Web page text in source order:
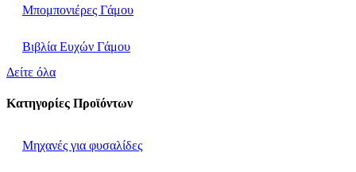
Μπομπονιέρες Γάμου
Βιβλία Ευχών Γάμου
Δείτε όλα
Κατηγορίες Προϊόντων
Μηχανές για φυσαλίδες